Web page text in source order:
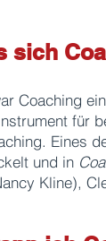
sich
Coaching
für
Eines
und in
Kline),